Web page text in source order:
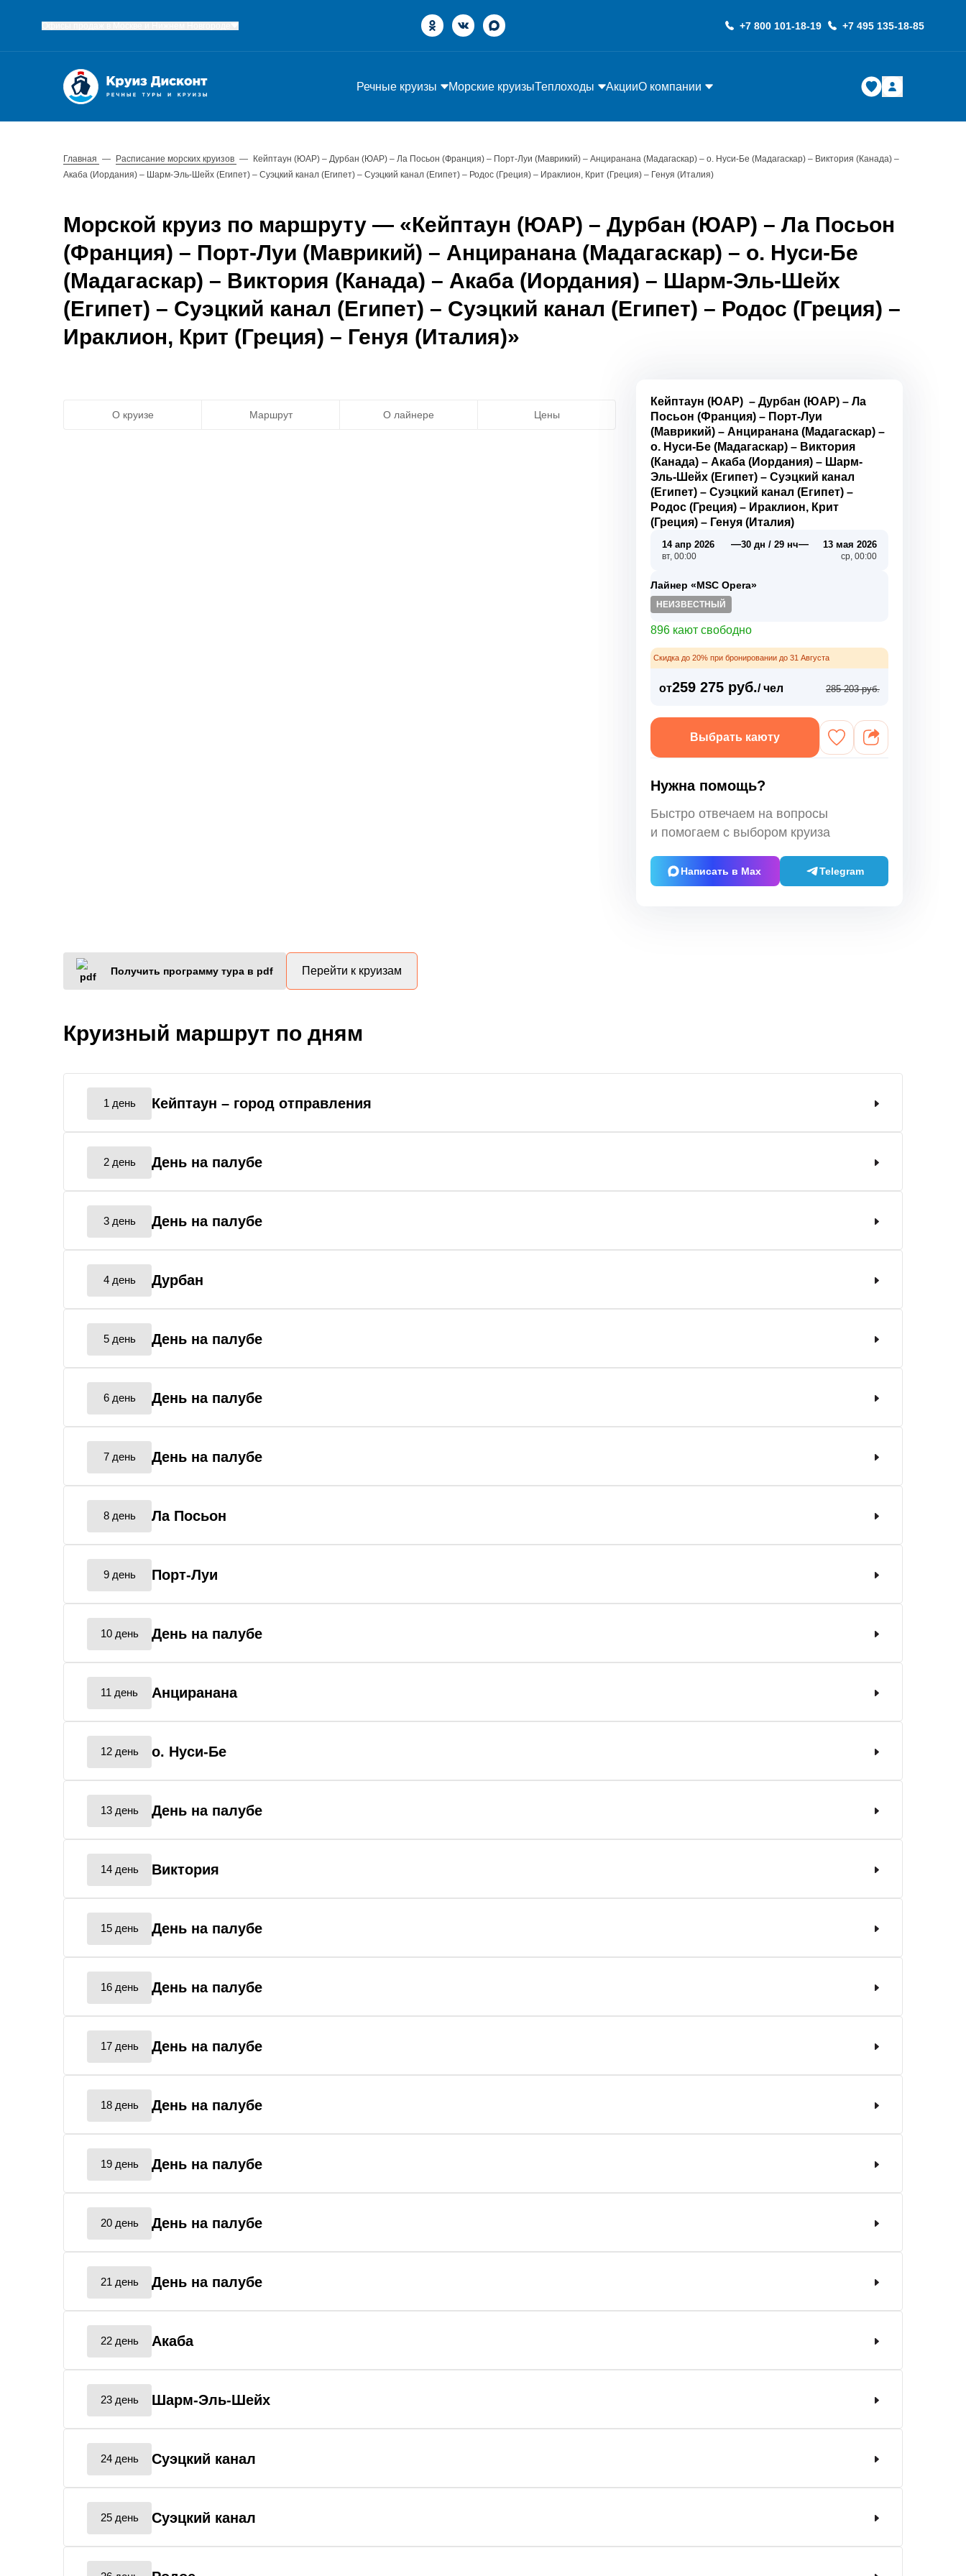
+7 800 101-18-19 +7 495 135-18-85
Речные круизы Морские круизыТеплоходы АкцииО компании
Главная — Расписание морских круизов —
Кейптаун (ЮАР) – Дурбан (ЮАР) – Ла Посьон (Франция) – Порт-Луи (Маврикий) – Анциранана (Мадагаскар) – о. Нуси-Бе (Мадагаскар) – Виктория (Канада) –
Акаба (Иордания) – Шарм-Эль-Шейх (Египет) – Суэцкий канал (Египет) – Суэцкий канал (Египет) – Родос (Греция) – Ираклион, Крит (Греция) – Генуя (Италия)
Морской круиз по маршруту — «Кейптаун (ЮАР) – Дурбан (ЮАР) – Ла Посьон
(Франция) – Порт-Луи (Маврикий) – Анциранана (Мадагаскар) – о. Нуси-Бе
(Мадагаскар) – Виктория (Канада) – Акаба (Иордания) – Шарм-Эль-Шейх
(Египет) – Суэцкий канал (Египет) – Суэцкий канал (Египет) – Родос (Греция) –
Ираклион, Крит (Греция) – Генуя (Италия)»
О круизе Маршрут О лайнере Цены
Кейптаун (ЮАР) –Дурбан (ЮАР) –Ла
Посьон (Франция) – Порт-Луи
(Маврикий) –Анциранана (Мадагаскар) –
о. Нуси-Бе (Мадагаскар) – Виктория
(Канада) –Акаба (Иордания) – Шарм-
Эль-Шейх (Египет) –Суэцкий канал
(Египет) –Суэцкий канал (Египет) –
Родос (Греция) – Ираклион, Крит
(Греция) – Генуя (Италия)
14 апр 2026
вт, 00:00
—30 дн / 29 нч— 13 мая 2026
ср, 00:00
Лайнер «MSC Opera»
НЕИЗВЕСТНЫЙ
896 кают свободно
Скидка до 20% при бронировании до 31 Августа
от259 275 руб./ чел 285 203 руб.
Выбрать каюту
Нужна помощь?
Быстро отвечаем на вопросы
и помогаем с выбором круиза
Написать в Max Telegram
Получить программу тура в pdf Перейти к круизам
Круизный маршрут по дням
1 день Кейптаун – город отправления
2 день День на палубе
3 день День на палубе
4 день Дурбан
5 день День на палубе
6 день День на палубе
7 день День на палубе
8 день Ла Посьон
9 день Порт-Луи
10 день День на палубе
11 день Анциранана
12 день о. Нуси-Бе
13 день День на палубе
14 день Виктория
15 день День на палубе
16 день День на палубе
17 день День на палубе
18 день День на палубе
19 день День на палубе
20 день День на палубе
21 день День на палубе
22 день Акаба
23 день Шарм-Эль-Шейх
24 день Суэцкий канал
25 день Суэцкий канал